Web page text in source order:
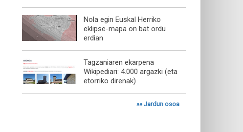
Nola egin Euskal Herriko
eklipse-mapa on bat ordu
erdian
Tagzaniaren ekarpena
Wikipediari: 4.000 argazki (eta
etorriko direnak)
»»Jardun osoa